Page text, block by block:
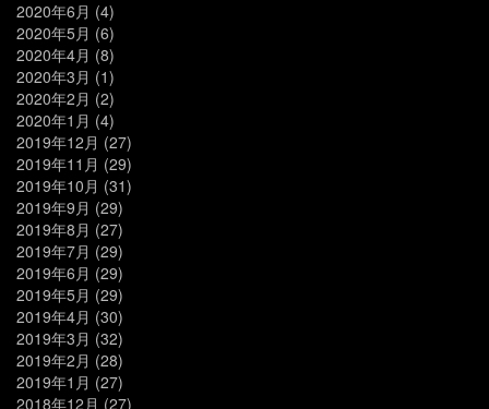
2020年6月 (4)
2020年5月 (6)
2020年4月 (8)
2020年3月 (1)
2020年2月 (2)
2020年1月 (4)
2019年12月 (27)
2019年11月 (29)
2019年10月 (31)
2019年9月 (29)
2019年8月 (27)
2019年7月 (29)
2019年6月 (29)
2019年5月 (29)
2019年4月 (30)
2019年3月 (32)
2019年2月 (28)
2019年1月 (27)
2018年12月 (27)